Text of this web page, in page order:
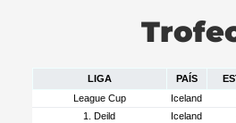
LIGA PAÍS
League Cup
Iceland
1. Deild
Iceland